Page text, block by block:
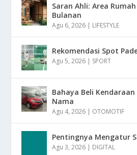
Saran Ahli: Area
Bulanan
Agu 6, 2026 | LIFESTYLE
Rekomendasi Spot
Agu 5, 2026 | SPORT
Bahaya Beli
Nama
Agu 4, 2026 | OTOMOTIF
Pentingnya Mengatur
Agu 3, 2026 | DIGITAL